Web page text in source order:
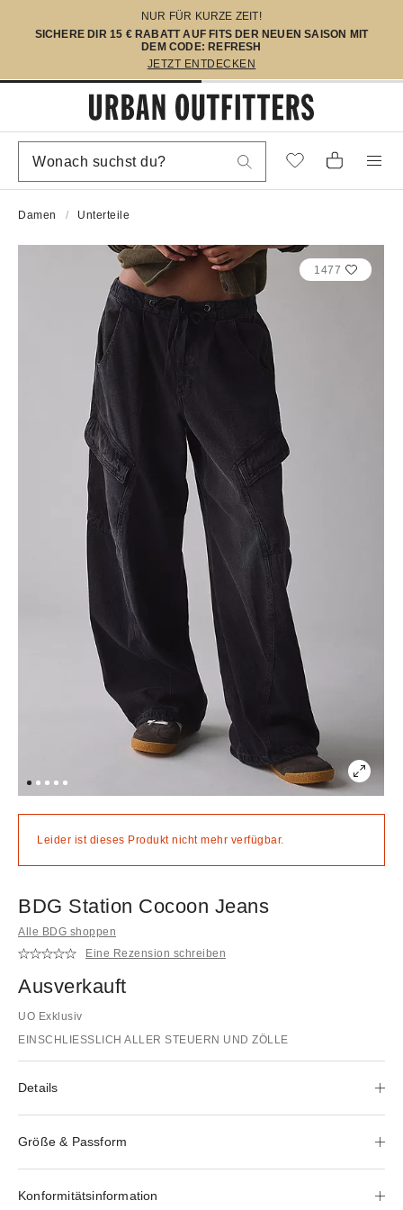
NUR FÜR KURZE ZEIT!
SICHERE DIR 15 € RABATT AUF FITS DER NEUEN SAISON MIT
DEM CODE: REFRESH
JETZT ENTDECKEN
Damen Unterteile
1477
Leider ist dieses Produkt nicht mehr verfügbar.
BDG Station Cocoon Jeans
Alle BDG shoppen
Eine Rezension schreiben
Ausverkauft
UO Exklusiv
EINSCHLIESSLICH ALLER STEUERN UND ZÖLLE
Details
Größe & Passform
Konformitätsinformation